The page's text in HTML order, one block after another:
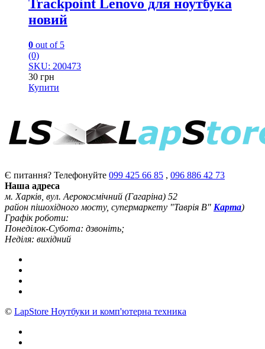
Trackpoint Lenovo для ноутбука
новий
0 out of 5
(0)
SKU: 200473
30 грн
Купити
Є питання? Телефонуйте 099 425 66 85 , 096 886 42 73
Наша адреса
м. Харків, вул. Аерокосмічний (Гагаріна) 52
район пішохідного мосту, супермаркету "Таврія В" Карта)
Графік роботи:
Понеділок-Субота: дзвоніть;
Неділя: вихідний
© LapStore Ноутбуки и комп'ютерна техника